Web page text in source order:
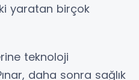
yaratan birçok
teknoloji
daha sonra sağlık